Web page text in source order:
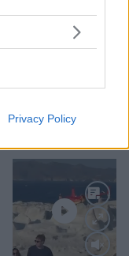
Privacy Policy